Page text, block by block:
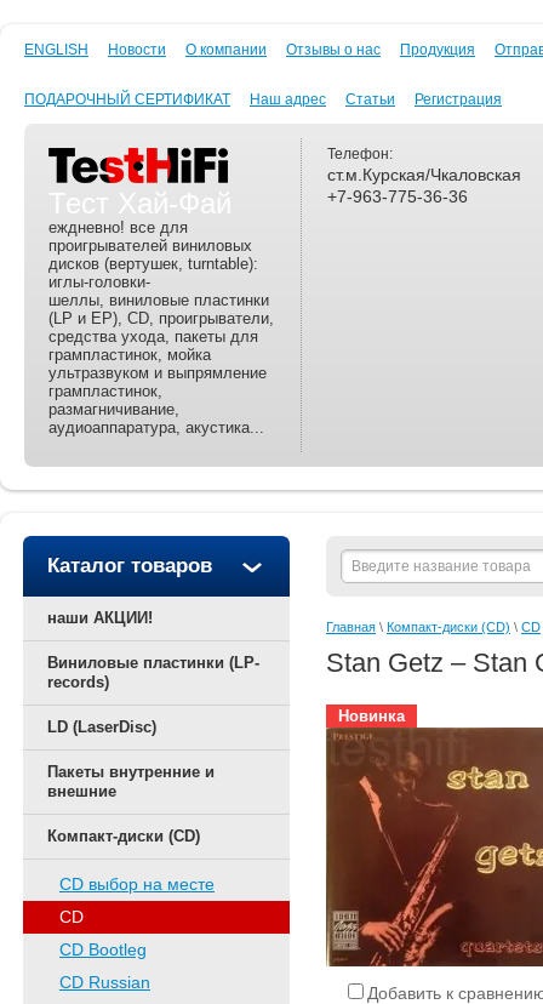
ENGLISH Новости О компании Отзывы о нас Продукция
ПОДАРОЧНЫЙ СЕРТИФИКАТ Наш адрес Статьи Регистрация
Тест Хай-Фай
еждневно! все для
проигрывателей виниловых
дисков (вертушек, turntable):
иглы-головки-
шеллы, виниловые пластинки
(LP и EP), CD, проигрыватели,
средства ухода, пакеты для
грампластинок, мойка
ультразвуком и выпрямление
грампластинок,
размагничивание,
аудиоаппаратура, акустика...
Телефон:
ст.м.Курская/Чкаловская
+7-963-775-36-36
Каталог товаров
наши АКЦИИ!
Виниловые пластинки (LP-
records)
LD (LaserDisc)
Пакеты внутренние и
внешние
Компакт-диски (CD)
CD выбор на месте
CD
CD Bootleg
CD Russian
Главная \ Компакт-диски (CD) \ CD
Stan Getz – Stan
Новинка
Добавить к